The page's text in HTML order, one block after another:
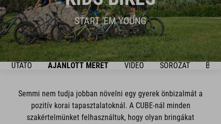
START 'EM YOUNG
AJÁNLOTT MÉRET VIDEO SOROZAT
pozitív korai tapasztalatoknál. A CUBE-nál minden
szakértelmünket felhasználtuk, hogy olyan bringákat
alkothassunk a gyermekek számára, melyekkel kortól és